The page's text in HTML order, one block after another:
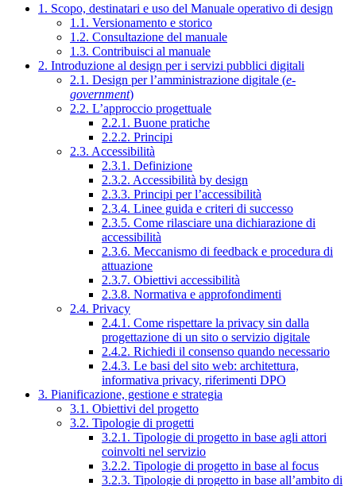
1. Scopo, destinatari e uso del Manuale operativo di design
1.1. Versionamento e storico
1.2. Consultazione del manuale
1.3. Contribuisci al manuale
2. Introduzione al design per i servizi pubblici digitali
2.1. Design per l’amministrazione digitale (e-
government)
2.2. L’approccio progettuale
2.2.1. Buone pratiche
2.2.2. Principi
2.3. Accessibilità
2.3.1. Definizione
2.3.2. Accessibilità by design
2.3.3. Principi per l’accessibilità
2.3.4. Linee guida e criteri di successo
2.3.5. Come rilasciare una dichiarazione di
accessibilità
2.3.6. Meccanismo di feedback e procedura di
attuazione
2.3.7. Obiettivi accessibilità
2.3.8. Normativa e approfondimenti
2.4. Privacy
2.4.1. Come rispettare la privacy sin dalla
progettazione di un sito o servizio digitale
2.4.2. Richiedi il consenso quando necessario
2.4.3. Le basi del sito web: architettura,
informativa privacy, riferimenti DPO
3. Pianificazione, gestione e strategia
3.1. Obiettivi del progetto
3.2. Tipologie di progetti
3.2.1. Tipologie di progetto in base agli attori
coinvolti nel servizio
3.2.2. Tipologie di progetto in base al focus
3.2.3. Tipologie di progetto in base all’ambito di